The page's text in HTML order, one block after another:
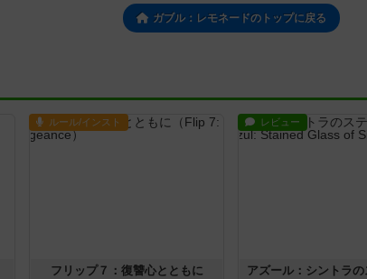
ガブル：レモネードのトップに戻る
ルール/インスト
フリップ７：復讐心とともに
レビュー